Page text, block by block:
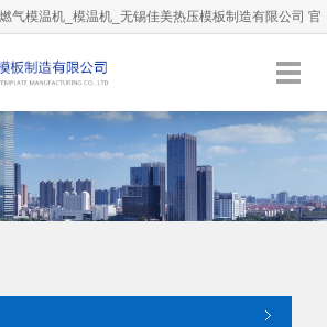
气模温机_模温机_无锡佳美热压模板制造有限公司 官
66892036 加入收藏